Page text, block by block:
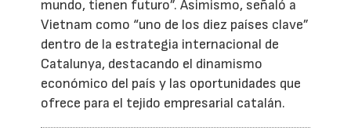
mundo, tienen futuro”. Asimismo, señaló a
Vietnam como “uno de los diez países clave”
dentro de la estrategia internacional de
Catalunya, destacando el dinamismo
económico del país y las oportunidades que
ofrece para el tejido empresarial catalán.